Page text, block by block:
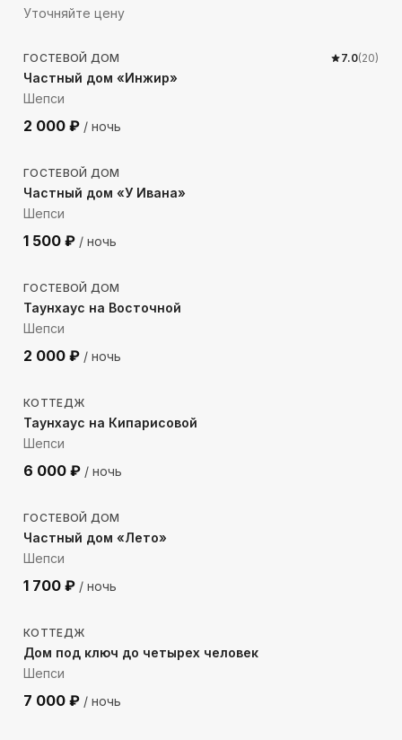
Уточняйте цену
808м до моря
ГОСТЕВОЙ ДОМ 7.0(20)
Частный дом «Инжир»
Шепси
2 000 ₽ / ночь
366м до моря
ГОСТЕВОЙ ДОМ
Частный дом «У Ивана»
Шепси
1 500 ₽ / ночь
1208 м до моря
ГОСТЕВОЙ ДОМ
Таунхаус на Восточной
Шепси
2 000 ₽ / ночь
468м до моря
КОТТЕДЖ
Таунхаус на Кипарисовой
Шепси
6 000 ₽ / ночь
296м до моря
ГОСТЕВОЙ ДОМ
Частный дом «Лето»
Шепси
1 700 ₽ / ночь
1545 м до моря
КОТТЕДЖ
Дом под ключ до четырех человек
Шепси
7 000 ₽ / ночь
555м до моря